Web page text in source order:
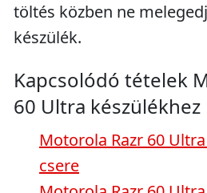
töltés közben ne
készülék.
Kapcsolódó tételek
60 Ultra készülékhez
Motorola Razr 60
csere